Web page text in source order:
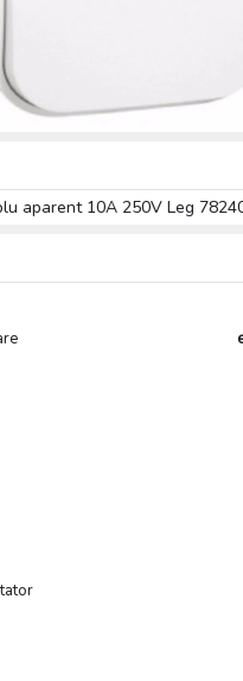
aparent 10A 250V Leg